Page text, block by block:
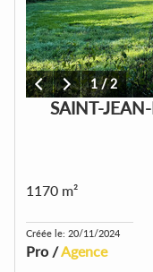
1/2
SAINT-
1170 m²
Créée le: 20/11/2024
Pro /Agence